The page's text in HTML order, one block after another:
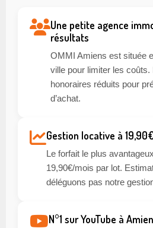
Une petite agence
résultats
OMMI Amiens est située
ville pour limiter les coûts.
honoraires réduits pour
d’achat.
Gestion locative à
Le forfait le plus
19,90€/mois par lot.
déléguons pas notre
N°1 sur YouTube à